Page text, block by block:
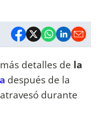
detalles de la
después de la
durante